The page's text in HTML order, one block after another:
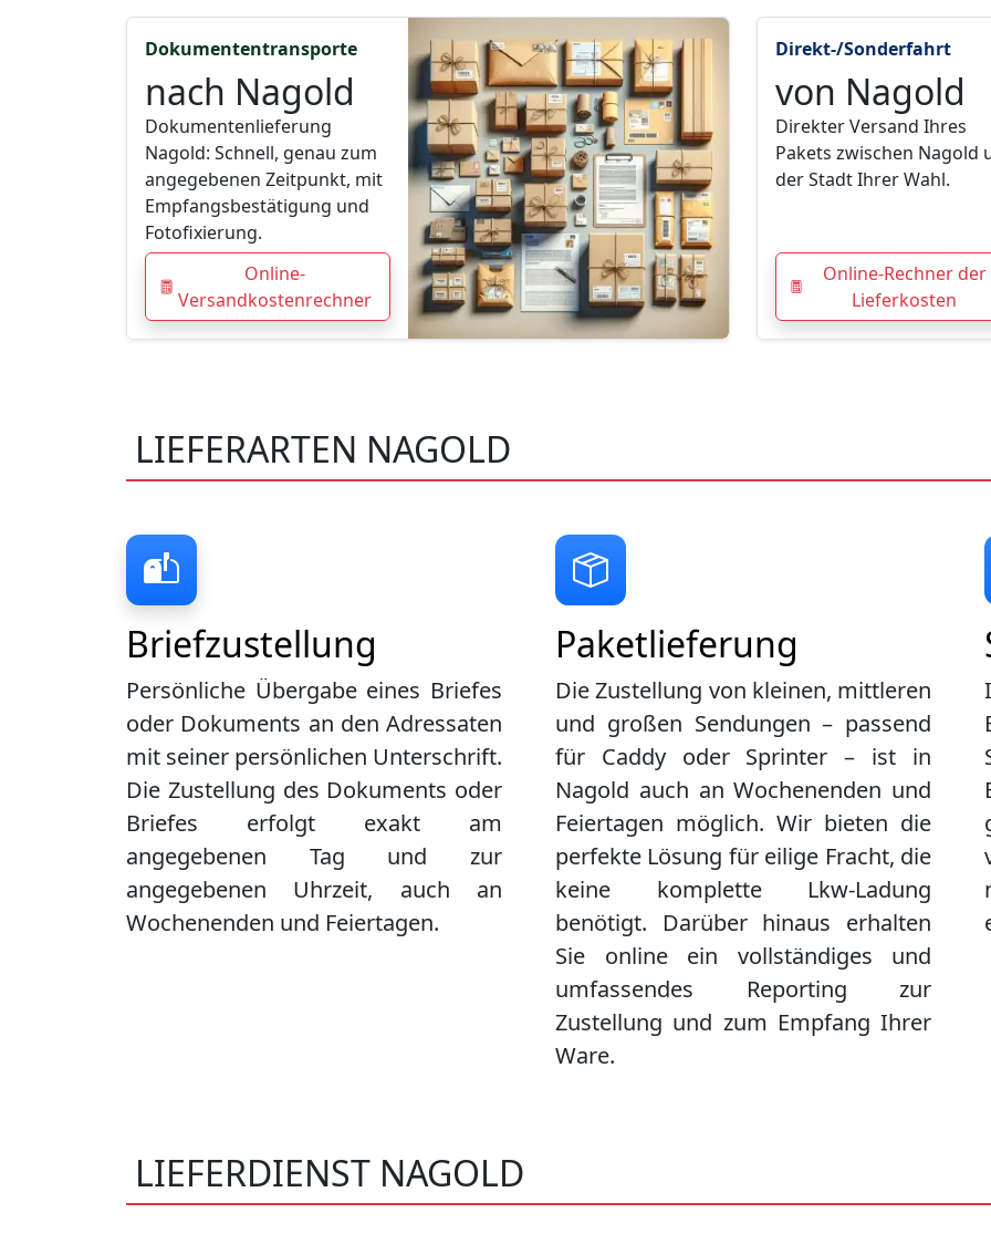
Direkt-/Sonderfahrt
von Nagold
Direkter Versand Ihres
Pakets zwischen Nagold
der Stadt Ihrer Wahl.
Online-Rechner der
Lieferkosten
Dokumententransporte
nach Nagold
Dokumentenlieferung
Nagold: Schnell, genau zum
angegebenen Zeitpunkt, mit
Empfangsbestätigung und
Fotofixierung.
Online-
Versandkostenrechner
LIEFERARTEN NAGOLD
Briefzustellung
Persönliche Übergabe eines Briefes
oder Dokuments an den Adressaten
mit seiner persönlichen Unterschrift.
Die Zustellung des Dokuments oder
Briefes erfolgt exakt am
angegebenen Tag und zur
angegebenen Uhrzeit, auch an
Wochenenden und Feiertagen.
Paketlieferung
Die Zustellung von kleinen, mittleren
und großen Sendungen – passend
für Caddy oder Sprinter – ist in
Nagold auch an Wochenenden und
Feiertagen möglich. Wir bieten die
perfekte Lösung für eilige Fracht, die
keine komplette Lkw-Ladung
benötigt. Darüber hinaus erhalten
Sie online ein vollständiges und
umfassendes Reporting zur
Zustellung und zum Empfang Ihrer
Ware.
LIEFERDIENST NAGOLD